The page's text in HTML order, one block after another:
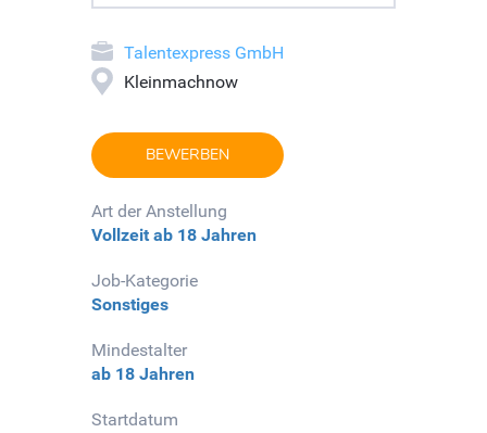
Talentexpress GmbH
Kleinmachnow
BEWERBEN
Art der Anstellung
Vollzeit ab 18 Jahren
Job-Kategorie
Sonstiges
Mindestalter
ab 18 Jahren
Startdatum